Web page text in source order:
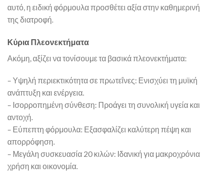
αυτό, η ειδική φόρμουλα προσθέτει αξία στην καθημερινή
της διατροφή.
Κύρια Πλεονεκτήματα
Ακόμη, αξίζει να τονίσουμε τα βασικά πλεονεκτήματα:
– Υψηλή περιεκτικότητα σε πρωτεΐνες: Ενισχύει τη μυϊκή
ανάπτυξη και ενέργεια.
– Ισορροπημένη σύνθεση: Προάγει τη συνολική υγεία και
αντοχή.
– Εύπεπτη φόρμουλα: Εξασφαλίζει καλύτερη πέψη και
απορρόφηση.
– Μεγάλη συσκευασία 20 κιλών: Ιδανική για μακροχρόνια
χρήση και οικονομία.